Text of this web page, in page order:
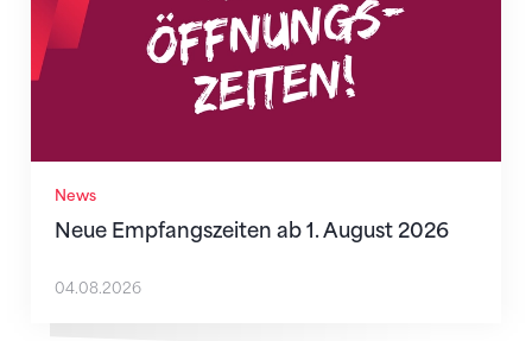
News
Neue Empfangszeiten ab 1. August 2026
04.08.2026